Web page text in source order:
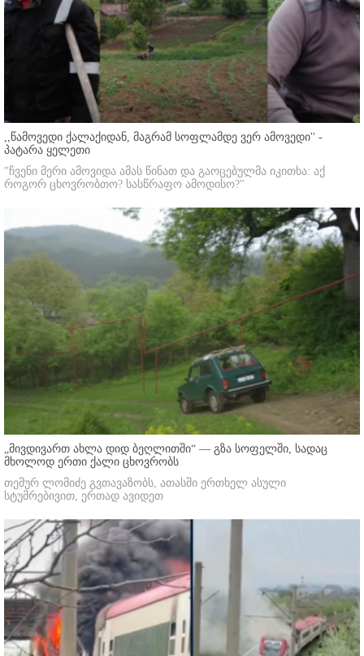
,,წამოვედი ქალაქიდან, მაგრამ სოფლამდე ვერ ამოვედი'' -
პატარა ყელეთი
"ჩვენი მერი ამოვიდა ამას წინათ და გაოცებულმა იკითხა: აქ
როგორ ცხოვრობთო? სასწრაფო ამოდისო?"
„მივდივართ ახლა დიდ ბეღლითში“ — გზა სოფელში, სადაც
მხოლოდ ერთი ქალი ცხოვრობს
თემურ ლომიძე გვთავაზობს, ათასში ერთხელ ასული
სტუმრებივით, ერთად ავიდეთ